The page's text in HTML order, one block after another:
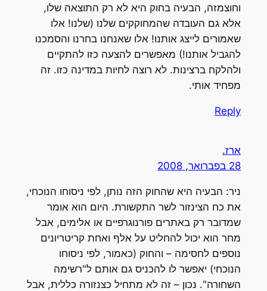
וחוצמזה, הבעיה בחוק היא לא רק התוצאה שלו,
אלא גם העובדה שהמחוקקים שלנו (שלנו! אלו
שאמורים לייצג אותנו! אלו שאנחנו בחרנו והסמכנו
להגביל אותנו!) מאפשרים להצעה כזו להתקיים
ולהלקח ברצינות. לא רוצה לחיות במדינה כזו. זה
מפחיד אותי.
Reply
ארז.
28 בפברואר, 2008
ניר: הבעיה היא שהחוק הזה נותן, לפי ניסוחו הנוכחי,
את כח הצינזור לשר התקשורת. היום הוא אומר
שמדובר רק באתרים פורנוגרפיים או אלימים, אבל
מחר הוא יכול להחליט על אלף ואחת קריטריונים
נוספים לחסימה – והחוק (כאמור, לפי ניסוחו
הנוכחי) יאפשר לו להכניס גם אותם ל"רשימה
השחורה". נכון – זה לא מתחיל כצנזורה כללית, אבל